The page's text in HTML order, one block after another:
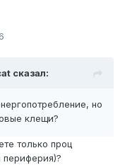
сказал:
но
клещи?
только проц
периферия)?